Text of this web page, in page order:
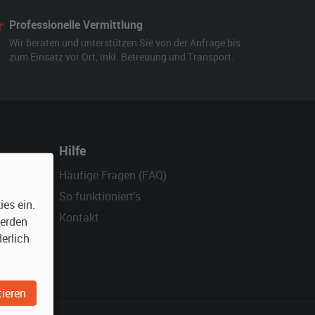
Professionelle Vermittlung
Wir beraten und unterstützen Sie von der Anfrage bis
zum Einsatz vor Ort, inkl. Betreuung und Transport.
Hilfe
Häufige Fragen (FAQ)
So funktioniert's
Kontakt
ein.